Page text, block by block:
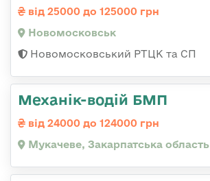
від 25000 до 125000 грн
Новомосковськ
Новомосковський РТЦК та СП
Механік-водій БМП
від 24000 до 124000 грн
Мукачеве, Закарпатська область